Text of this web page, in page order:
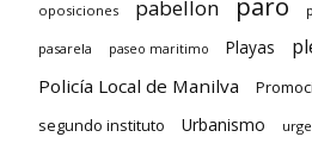
oposiciones pabellon
pasarela paseo maritimo Playas
Policía Local de Manilva
segundo instituto Urbanismo